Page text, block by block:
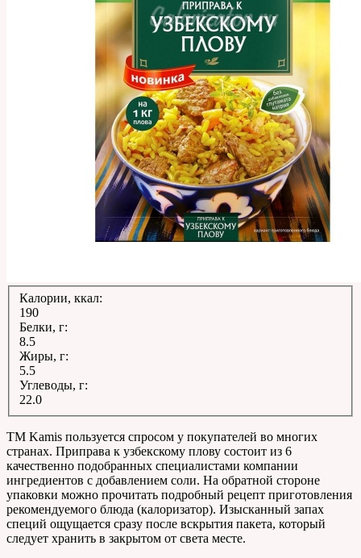
Калории, ккал:
190
Белки, г:
8.5
Жиры, г:
5.5
Углеводы, г:
22.0
ТМ Kamis пользуется спросом у покупателей во многих
странах. Приправа к узбекскому плову состоит из 6
качественно подобранных специалистами компании
ингредиентов с добавлением соли. На обратной стороне
упаковки можно прочитать подробный рецепт приготовления
рекомендуемого блюда (калоризатор). Изысканный запах
специй ощущается сразу после вскрытия пакета, который
следует хранить в закрытом от света месте.